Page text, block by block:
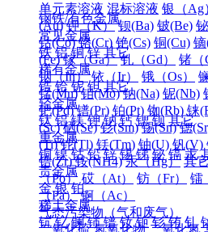
单元素溶液 混标溶液 银（Ag
(Au) 钾（K） 钡(Ba) 铍(Be)
钴(Co) 铬(Cr) 铯(Cs) 铜(Cu)
(Fe) 镓（Ga） 钆（Gd） 锗（
铟（In） 铱（Ir） 锇（Os）
锰(Mn) 钼(Mo) 钠(Na) 铌(Nb)
钯(Pd) 镨(Pr) 铂(Pt) 铷(Rb) 铼
(Sc) 硒(Se) 钐(Sm) 锡(Sn) 锶
(Ti) 铊(Tl) 铥(Tm) 铀(U) 钒(V)
锆(Zr) 铵(NH4) 汞（Hg） 其
（Po） 砹（At） 钫（Fr） 镭
（Pa） 锕（Ac）
气态污染物（气和废气）
二氧化硫 氮氧化物 二氧化氮
钢铁/有色金属
常见金属
铁 铝 铜 锌 其它
稀有金属
锆 铪 铌 钽 其它
轻金属
钛 铝 镁 钾 钠 钙 锶 钡 其它
重金属
铜 镍 钴 铅 锌 锡 锑 铋 镉 汞
贵金属
金 银 铂
稀土金属
钪 钇 镧 铈 镨 钕 钷 钐 铕 钆